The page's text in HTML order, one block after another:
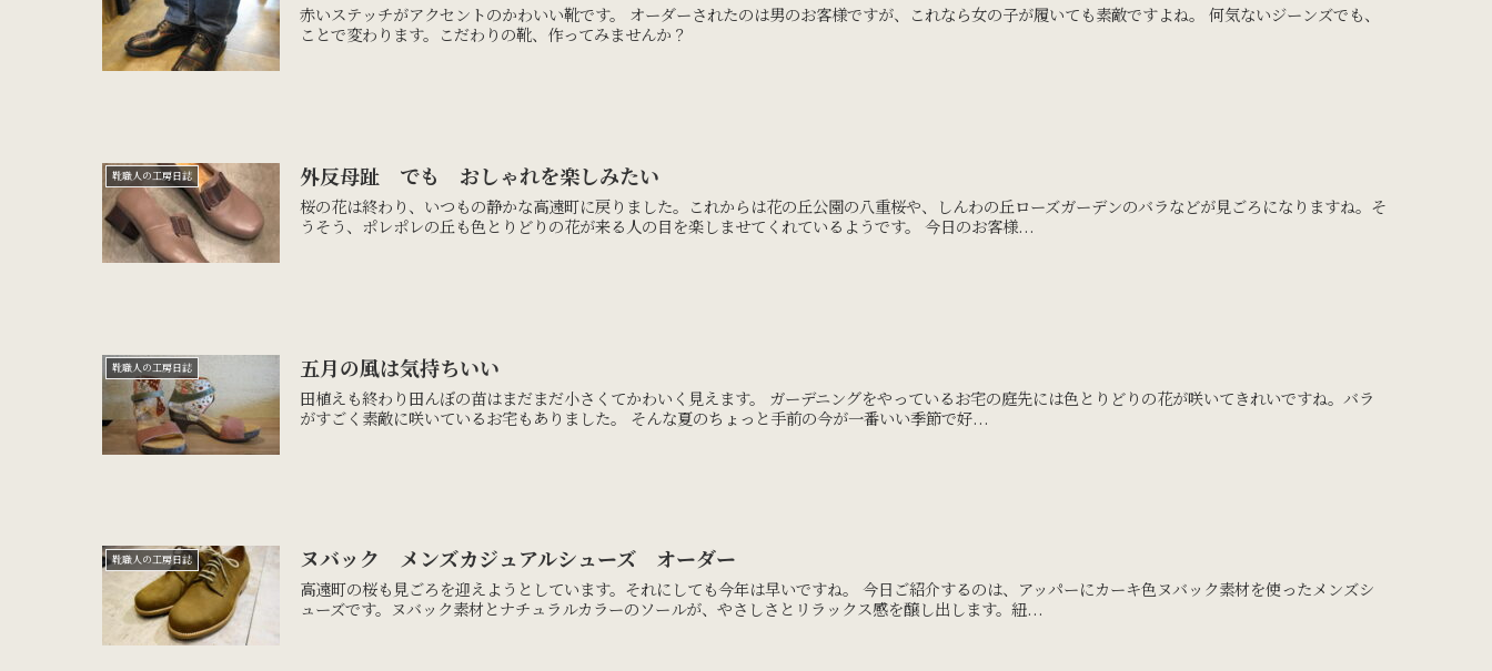
赤いステッチがアクセントのかわいい靴です。 オーダーされたのは男のお客様ですが、これなら女の子が履いても素敵ですよね。 何気ないジーンズでも、
ことで変わります。こだわりの靴、作ってみませんか？
靴職人の工房日誌 外反母趾 でも おしゃれを楽しみたい
桜の花は終わり、いつもの静かな高遠町に戻りました。これからは花の丘公園の八重桜や、しんわの丘ローズガーデンのバラなどが見ごろになりますね。そ
うそう、ポレポレの丘も色とりどりの花が来る人の目を楽しませてくれているようです。 今日のお客様...
靴職人の工房日誌 五月の風は気持ちいい
田植えも終わり田んぼの苗はまだまだ小さくてかわいく見えます。 ガーデニングをやっているお宅の庭先には色とりどりの花が咲いてきれいですね。バラ
がすごく素敵に咲いているお宅もありました。 そんな夏のちょっと手前の今が一番いい季節で好...
靴職人の工房日誌 ヌバック メンズカジュアルシューズ オーダー
高遠町の桜も見ごろを迎えようとしています。それにしても今年は早いですね。 今日ご紹介するのは、アッパーにカーキ色ヌバック素材を使ったメンズシ
ューズです。ヌバック素材とナチュラルカラーのソールが、やさしさとリラックス感を醸し出します。紐...